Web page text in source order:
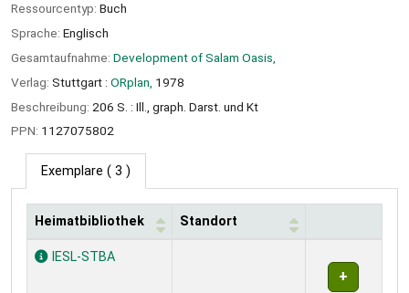
Ressourcentyp: Buch
Sprache: Englisch
Gesamtaufnahme: Development of Salam Oasis,
Verlag: Stuttgart : ORplan, 1978
Beschreibung: 206 S. : Ill., graph. Darst. und Kt
PPN: 1127075802
Exemplare ( 3 )
Exemplare
Heimatbibliothek Standort
IESL-STBA